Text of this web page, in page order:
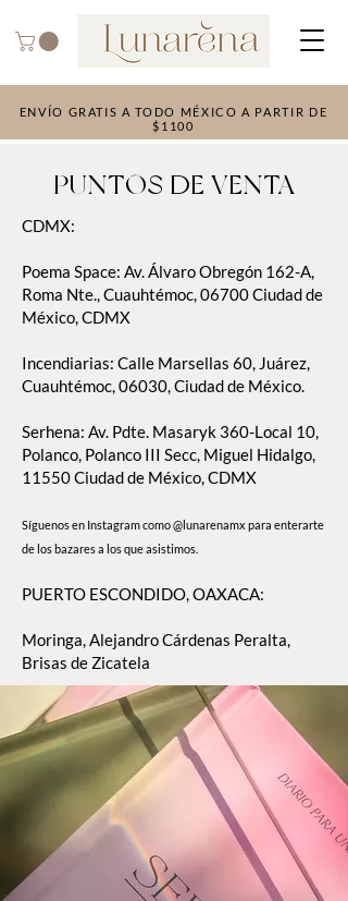
ENVÍO GRATIS A TODO MÉXICO A PARTIR DE
$1100
PUNTOS DE VENTA
CDMX:
Poema Space: Av. Álvaro Obregón 162-A,
Roma Nte., Cuauhtémoc, 06700 Ciudad de
México, CDMX
Incendiarias: Calle Marsellas 60, Juárez,
Cuauhtémoc, 06030, Ciudad de México.
Serhena: Av. Pdte. Masaryk 360-Local 10,
Polanco, Polanco III Secc, Miguel Hidalgo,
11550 Ciudad de México, CDMX
Síguenos en Instagram como @lunarenamx para enterarte
de los bazares a los que asistimos.
PUERTO ESCONDIDO, OAXACA:
Moringa, Alejandro Cárdenas Peralta,
Brisas de Zicatela